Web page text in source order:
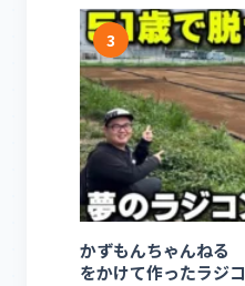
3
かずもんちゃんね
をかけて作ったラジ